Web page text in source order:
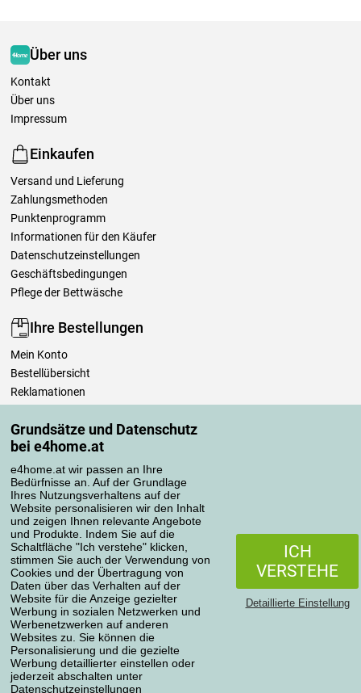
Grundsätze und Datenschutz
bei e4home.at
e4home.at wir passen an Ihre
Bedürfnisse an. Auf der Grundlage
Ihres Nutzungsverhaltens auf der
Website personalisieren wir den Inhalt
und zeigen Ihnen relevante Angebote
und Produkte. Indem Sie auf die
Schaltfläche "Ich verstehe" klicken,
stimmen Sie auch der Verwendung von
Cookies und der Übertragung von
Daten über das Verhalten auf der
Website für die Anzeige gezielter
Werbung in sozialen Netzwerken und
Werbenetzwerken auf anderen
Websites zu. Sie können die
Personalisierung und die gezielte
Werbung detaillierter einstellen oder
jederzeit abschalten unter
Datenschutzeinstellungen
ICH
VERSTEHE
Detaillierte Einstellung
Über uns
Kontakt
Über uns
Impressum
Einkaufen
Versand und Lieferung
Zahlungsmethoden
Punktenprogramm
Informationen für den Käufer
Datenschutzeinstellungen
Geschäftsbedingungen
Pflege der Bettwäsche
Ihre Bestellungen
Mein Konto
Bestellübersicht
Reklamationen
Einfach mehr wissen
Richtlinien zur Verarbeitung von Bewertungen
Transportarten
Zahlungsmethoden
Datenschutzerklärung